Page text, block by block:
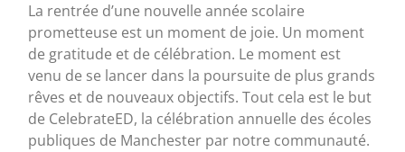
La rentrée d’une nouvelle année scolaire
prometteuse est un moment de joie. Un moment
de gratitude et de célébration. Le moment est
venu de se lancer dans la poursuite de plus grands
rêves et de nouveaux objectifs. Tout cela est le but
de CelebrateED, la célébration annuelle des écoles
publiques de Manchester par notre communauté.